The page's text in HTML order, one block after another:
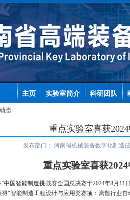
主页 实验室简介 科研团队
态
重点实验室喜获
发布部门： 河南省机械装备数字化制造
重点实验室喜获2024
中国智能制造挑战赛全国总决赛于2024年8月 11
“智能制造工程设计与应用类赛项：离散行业